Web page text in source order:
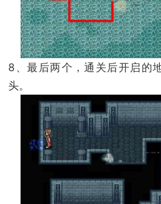
8、最后两个，通关后开启的
头。